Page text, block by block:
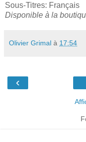
Sous-Titres: Français
Disponible à la
Olivier Grimal à 17:54
‹